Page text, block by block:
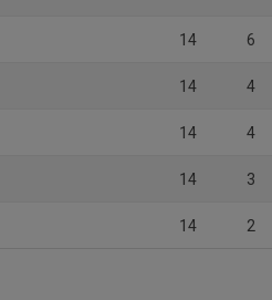
14 6
14 4
14 4
14 3
14 2